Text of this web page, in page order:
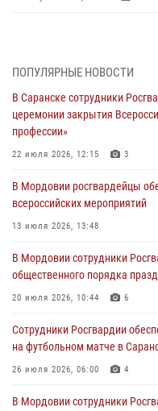
06 августа 2026, 07:03
В Саранске по обращению
незамедлительно
05 августа 2026, 15:04
подозреваемого в
05 августа 2026, 12:34
проведения масштабного
05 августа 2026, 09:04 4
разрешительной работы
зону СВО
04 августа 2026, 11:13
ПОПУЛЯРНЫЕ НОВОСТИ
В Саранске сотрудники
церемонии закрытия
профессии»
22 июля 2026, 12:15 3
В Мордовии росгвардейцы
всероссийских мероприятий
13 июля 2026, 13:48
В Мордовии сотрудники
общественного порядка
20 июля 2026, 10:44 6
Сотрудники Росгвардии
на футбольном матче в
26 июля 2026, 06:00 4
В Мордовии сотрудники